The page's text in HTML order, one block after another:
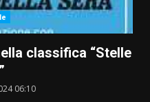
classifica “Stelle
06:10